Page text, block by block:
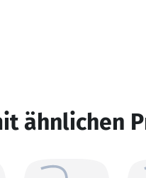
ähnlichen